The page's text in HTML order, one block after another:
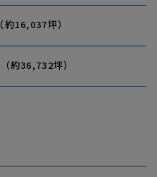
（約16,037坪）
（約36,732坪）